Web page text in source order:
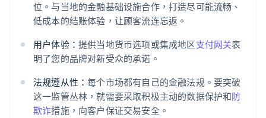
位。与当地的金融基础设施合作，打造尽可能流畅、
低成本的结账体验，让顾客流连忘返。
用户体验： 提供当地货币选项或集成地区支付网关表
明了您的品牌对新受众的承诺。
法规遵从性：每个市场都有自己的金融法规。要突破
这一监管丛林，就需要采取积极主动的数据保护和防
欺诈措施，向客户保证交易安全。